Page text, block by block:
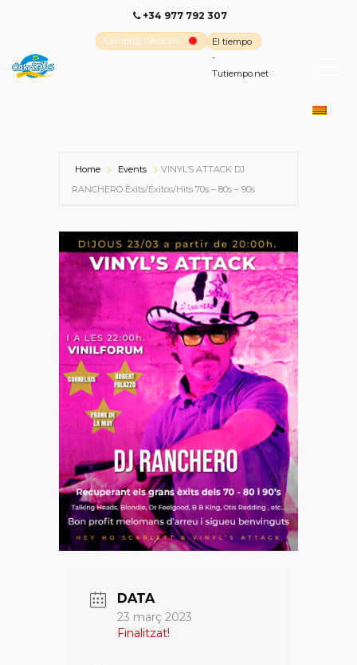
+34 977 792 307
Cambrils Webcam
El tiempo
-
Tutiempo.net
Home Events
VINYL’S ATTACK DJ
RANCHERO Èxits/Éxitos/Hits 70s – 80s – 90s
DATA
23 març 2023
Finalitzat!